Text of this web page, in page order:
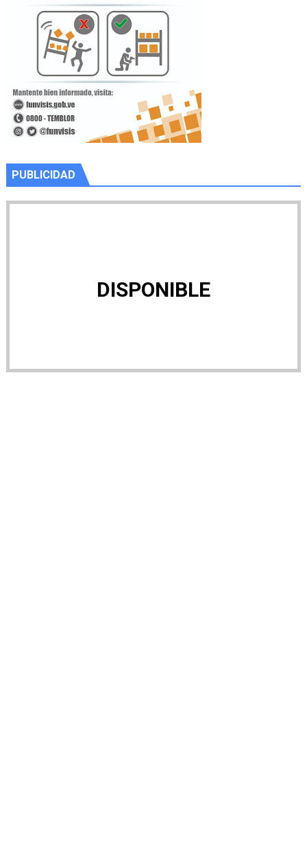
PUBLICIDAD
DISPONIBLE